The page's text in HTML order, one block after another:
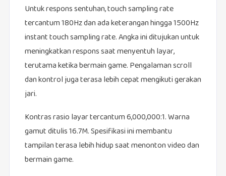
Untuk respons sentuhan, touch sampling rate
tercantum 180Hz dan ada keterangan hingga 1500Hz
instant touch sampling rate. Angka ini ditujukan untuk
meningkatkan respons saat menyentuh layar,
terutama ketika bermain game. Pengalaman scroll
dan kontrol juga terasa lebih cepat mengikuti gerakan
jari.
Kontras rasio layar tercantum 6,000,000:1. Warna
gamut ditulis 16.7M. Spesifikasi ini membantu
tampilan terasa lebih hidup saat menonton video dan
bermain game.